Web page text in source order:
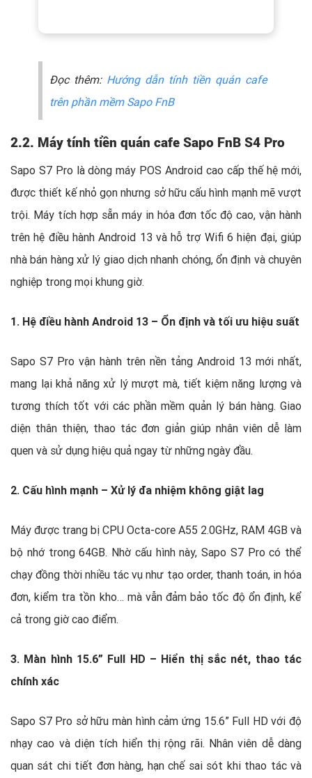
Đọc thêm: Hướng dẫn tính tiền quán cafe
trên phần mềm Sapo FnB
2.2. Máy tính tiền quán cafe Sapo FnB S4 Pro
Sapo S7 Pro là dòng máy POS Android cao cấp thế hệ mới,
được thiết kế nhỏ gọn nhưng sở hữu cấu hình mạnh mẽ vượt
trội. Máy tích hợp sẵn máy in hóa đơn tốc độ cao, vận hành
trên hệ điều hành Android 13 và hỗ trợ Wifi 6 hiện đại, giúp
nhà bán hàng xử lý giao dịch nhanh chóng, ổn định và chuyên
nghiệp trong mọi khung giờ.
1. Hệ điều hành Android 13 – Ổn định và tối ưu hiệu suất
Sapo S7 Pro vận hành trên nền tảng Android 13 mới nhất,
mang lại khả năng xử lý mượt mà, tiết kiệm năng lượng và
tương thích tốt với các phần mềm quản lý bán hàng. Giao
diện thân thiện, thao tác đơn giản giúp nhân viên dễ làm
quen và sử dụng hiệu quả ngay từ những ngày đầu.
2. Cấu hình mạnh – Xử lý đa nhiệm không giật lag
Máy được trang bị CPU Octa-core A55 2.0GHz, RAM 4GB và
bộ nhớ trong 64GB. Nhờ cấu hình này, Sapo S7 Pro có thể
chạy đồng thời nhiều tác vụ như tạo order, thanh toán, in hóa
đơn, kiểm tra tồn kho… mà vẫn đảm bảo tốc độ ổn định, kể
cả trong giờ cao điểm.
3. Màn hình 15.6” Full HD – Hiển thị sắc nét, thao tác
chính xác
Sapo S7 Pro sở hữu màn hình cảm ứng 15.6” Full HD với độ
nhạy cao và diện tích hiển thị rộng rãi. Nhân viên dễ dàng
quan sát chi tiết đơn hàng, hạn chế sai sót khi thao tác và